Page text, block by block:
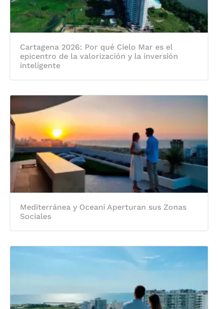
Cartagena 2026: Por qué Cielo Mar es el
epicentro de la valorización y la inversión
inteligente
Mediterránea y Oceani Aperturan sus Zonas
Sociales